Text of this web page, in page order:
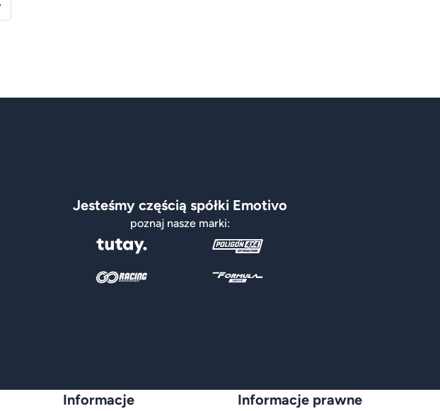
Jesteśmy częścią spółki Emotivo
poznaj nasze marki:
Informacje Informacje prawne